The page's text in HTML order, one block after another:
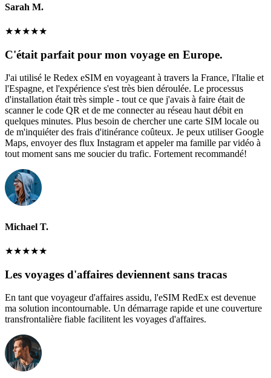
Sarah M.
★★★★★
C'était parfait pour mon voyage en Europe.
J'ai utilisé le Redex eSIM en voyageant à travers la France, l'Italie et
l'Espagne, et l'expérience s'est très bien déroulée. Le processus
d'installation était très simple - tout ce que j'avais à faire était de
scanner le code QR et de me connecter au réseau haut débit en
quelques minutes. Plus besoin de chercher une carte SIM locale ou
de m'inquiéter des frais d'itinérance coûteux. Je peux utiliser Google
Maps, envoyer des flux Instagram et appeler ma famille par vidéo à
tout moment sans me soucier du trafic. Fortement recommandé!
Michael T.
★★★★★
Les voyages d'affaires deviennent sans tracas
En tant que voyageur d'affaires assidu, l'eSIM RedEx est devenue
ma solution incontournable. Un démarrage rapide et une couverture
transfrontalière fiable facilitent les voyages d'affaires.